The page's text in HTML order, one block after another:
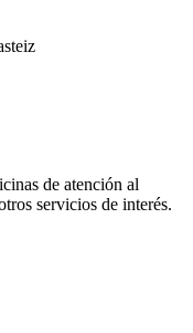
de atención al
servicios de interés.